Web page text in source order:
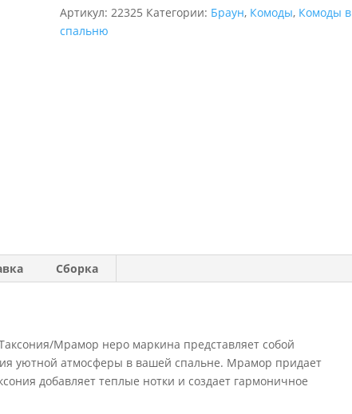
Артикул:22325 Категории: Браун, Комоды, Комоды в
спальню
Сборка
Мрамор неро маркина представляет собой
уютной атмосферы в вашей спальне. Мрамор придает
добавляет теплые нотки и создает гармоничное